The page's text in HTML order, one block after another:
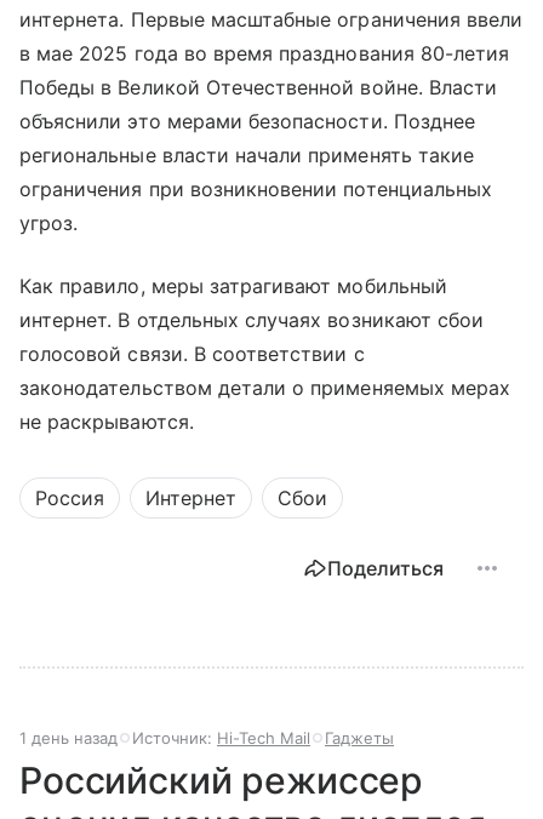
интернета. Первые масштабные ограничения ввели
в мае 2025 года во время празднования 80-летия
Победы в Великой Отечественной войне. Власти
объяснили это мерами безопасности. Позднее
региональные власти начали применять такие
ограничения при возникновении потенциальных
угроз.
Как правило, меры затрагивают мобильный
интернет. В отдельных случаях возникают сбои
голосовой связи. В соответствии с
законодательством детали о применяемых мерах
не раскрываются.
Россия Интернет Сбои
Поделиться
1 день назад Источник: Hi-Tech Mail Гаджеты
Российский режиссер